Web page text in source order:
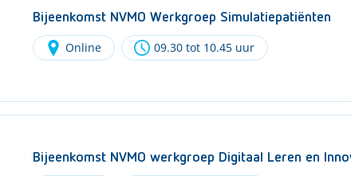
Bijeenkomst NVMO Werkgroep Simulatiepatiënten
Online 09.30 tot 10.45 uur
Bijeenkomst NVMO werkgroep Digitaal Leren en